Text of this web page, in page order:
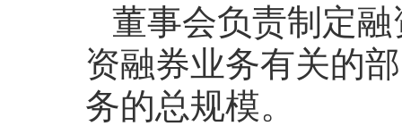
董事会负责制定
资融券业务有关的
务的总规模。